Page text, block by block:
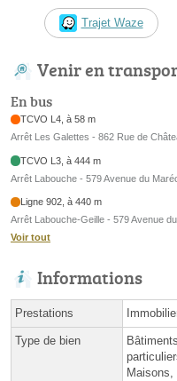
Trajet Waze
Venir en
En bus
TCVO L4, à 58 m
Arrêt Les Galettes - 862 Rue de
TCVO L3, à 444 m
Arrêt Labouche - 579 Avenue du
Ligne 902, à 440 m
Arrêt Labouche-Geille - 579 Avenue
Voir tout
Informations
Prestations
Type de bien